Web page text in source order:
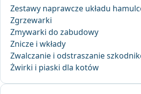
Zestawy naprawcze układu
Zgrzewarki
Zmywarki do zabudowy
Znicze i wkłady
Zwalczanie i odstraszanie
Żwirki i piaski dla kotów